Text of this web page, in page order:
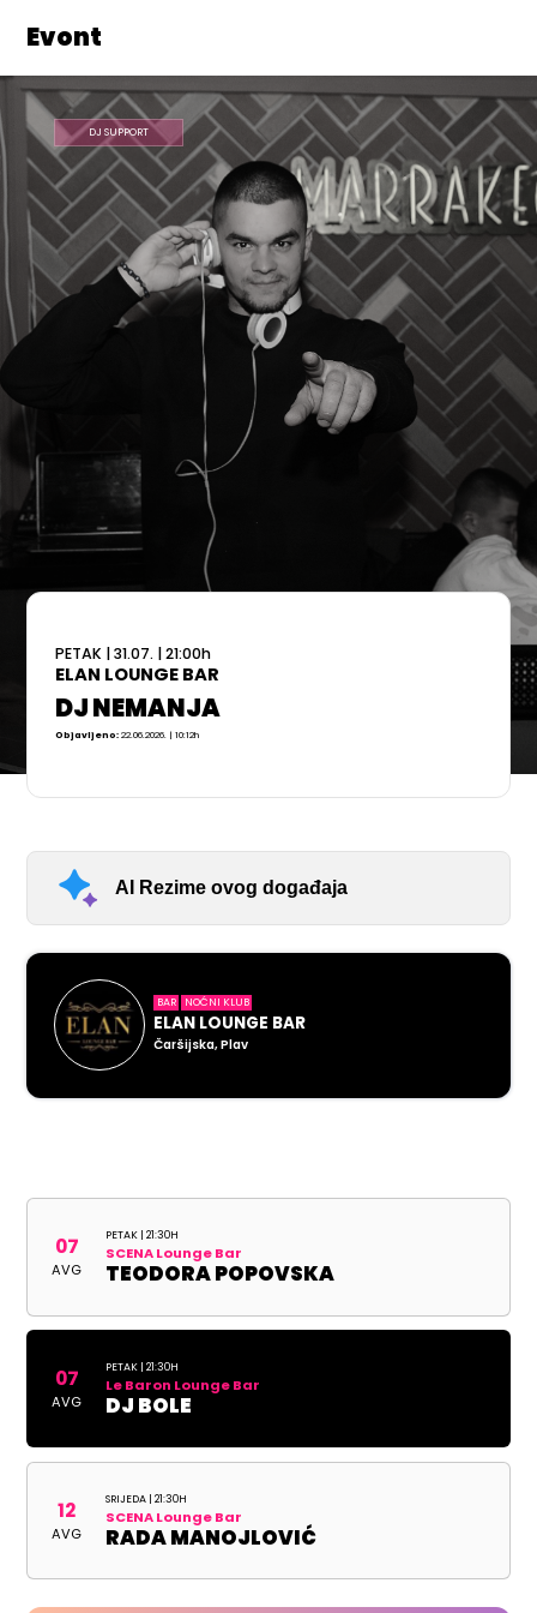
Evont
DJ SUPPORT
PETAK |31.07. |21:00h
ELAN LOUNGE BAR
DJ NEMANJA
Objavljeno:22.06.2026. | 10:12h
AI Rezime ovog događaja
BAR NOĆNI KLUB
ELAN LOUNGE BAR
Čaršijska, Plav
07
AVG
PETAK | 21:30H
SCENA Lounge Bar
TEODORA POPOVSKA
07
AVG
PETAK | 21:30H
Le Baron Lounge Bar
DJ BOLE
12
AVG
SRIJEDA | 21:30H
SCENA Lounge Bar
RADA MANOJLOVIĆ